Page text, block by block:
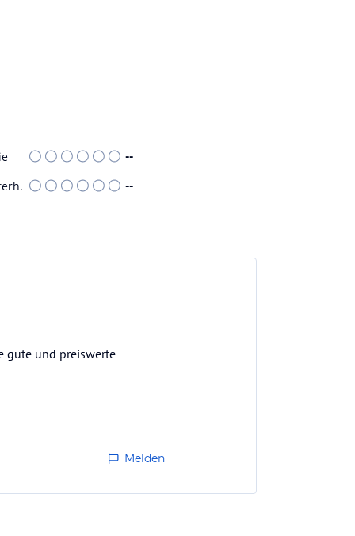
--
--
gute und preiswerte
Melden